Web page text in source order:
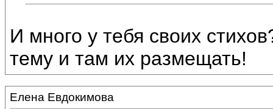
И много у тебя своих
тему и там их размещать!
Елена Евдокимова